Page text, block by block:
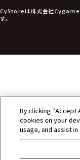
アパレル小物
アクセサリ
CyStoreは株式会社
す。
By clicking “Accept
cookies on your
usage, and assist